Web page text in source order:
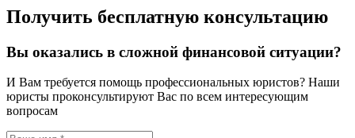
Получить бесплатную консультацию
Вы оказались в сложной финансовой ситуации?
И Вам требуется помощь профессиональных юристов? Наши
юристы проконсультируют Вас по всем интересующим
вопросам